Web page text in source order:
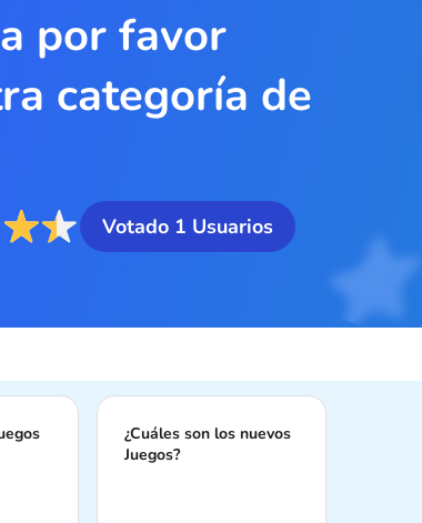
por favor
categoría de
Votado 1 Usuarios
¿Cuáles son los nuevos
Juegos?